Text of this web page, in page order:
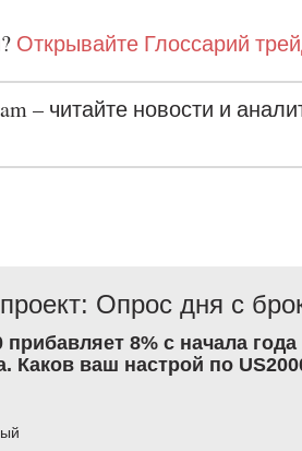
Открывайте Глоссарий
– читайте новости и
Опрос дня с
прибавляет 8% с начала
Каков ваш настрой по